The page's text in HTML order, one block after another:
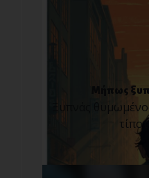
Μήπως
Ξυπνάς